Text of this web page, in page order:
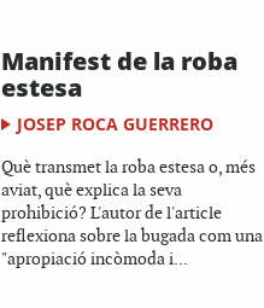
Manifest de la roba
estesa
JOSEP ROCA GUERRERO
Què transmet la roba estesa o, més
aviat, què explica la seva
prohibició? L'autor de l'article
reflexiona sobre la bugada com una
"apropiació incòmoda i...